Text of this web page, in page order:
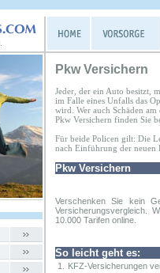
Pkw Versichern
Jeder, der ein Auto besitzt,
im Falle eines Unfalls das
wird. Wer auch Schäden
Pkw Versichern finden Sie
Für beide Policen gilt: Die
nach Einführung der neuen
Pkw Versichern
Verschenken Sie kein
Versicherungsvergleich.
10.000 Tarifen online.
So leicht geht es:
1. KFZ-Versicherungen